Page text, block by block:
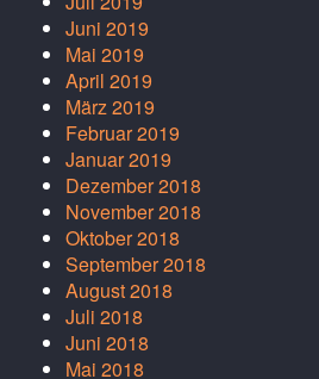
Juni 2019
Mai 2019
April 2019
März 2019
Februar 2019
Januar 2019
Dezember 2018
November 2018
Oktober 2018
September 2018
August 2018
Juli 2018
Juni 2018
Mai 2018